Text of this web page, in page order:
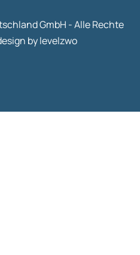
GmbH - Alle Rechte
by levelzwo